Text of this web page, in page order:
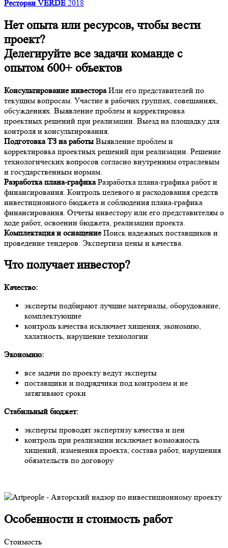
Ресторан VERDE 2018
Нет опыта или ресурсов, чтобы вести
проект?
Делегируйте все задачи команде с
опытом 600+ объектов
Консультирование инвестораИли его представителей по
текущим вопросам. Участие в рабочих группах, совещаниях,
обсуждениях. Выявление проблем и корректировка
проектных решений при реализации. Выезд на площадку для
контроля и консультирования.
Подготовка ТЗ на работы Выявление проблем и
корректировка проектных решений при реализации. Решение
технологических вопросов согласно внутренним отраслевым
и государственным нормам.
Разработка плана-графикаРазработка плана-графика работ и
финансирования. Контроль целевого и расходования средств
инвестиционного бюджета и соблюдения плана-графика
финансирования. Отчеты инвестору или его представителям о
ходе работ, освоении бюджета, реализации проекта.
Комплектация и оснащениеПоиск надежных поставщиков и
проведение тендеров. Экспертиза цены и качества.
Что получает инвестор?
Качество:
эксперты подбирают лучшие материалы, оборудование,
комплектующие
контроль качества исключает хищения, экономию,
халатность, нарушение технологии
Экономию:
все задачи по проекту ведут эксперты
поставщики и подрядчики под контролем и не
затягивают сроки
Стабильный бюджет:
эксперты проводят экспертизу качества и цен
контроль при реализации исключает возможность
хищений, изменения проекта, состава работ, нарушения
обязательств по договору
Особенности и стоимость работ
Стоимость